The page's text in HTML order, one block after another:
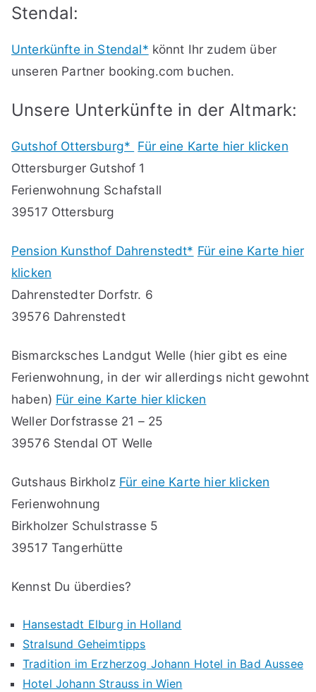
Stendal:
Unterkünfte in Stendal* könnt Ihr zudem über
unseren Partner booking.com buchen.
Unsere Unterkünfte in der Altmark:
Gutshof Ottersburg* Für eine Karte hier klicken
Ottersburger Gutshof 1
Ferienwohnung Schafstall
39517 Ottersburg
Pension Kunsthof Dahrenstedt* Für eine Karte hier
klicken
Dahrenstedter Dorfstr. 6
39576 Dahrenstedt
Bismarcksches Landgut Welle (hier gibt es eine
Ferienwohnung, in der wir allerdings nicht gewohnt
haben) Für eine Karte hier klicken
Weller Dorfstrasse 21 – 25
39576 Stendal OT Welle
Gutshaus Birkholz Für eine Karte hier klicken
Ferienwohnung
Birkholzer Schulstrasse 5
39517 Tangerhütte
Kennst Du überdies?
Hansestadt Elburg in Holland
Stralsund Geheimtipps
Tradition im Erzherzog Johann Hotel in Bad Aussee
Hotel Johann Strauss in Wien